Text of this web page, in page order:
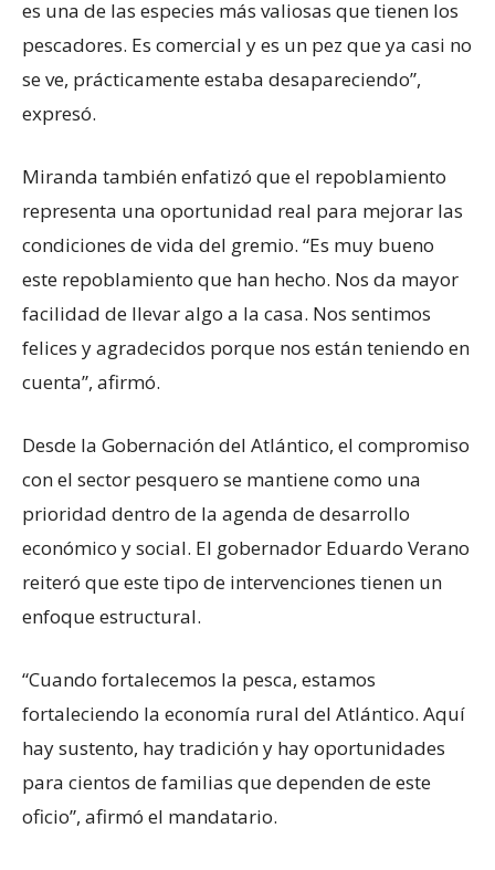
es una de las especies más valiosas que tienen los
pescadores. Es comercial y es un pez que ya casi no
se ve, prácticamente estaba desapareciendo”,
expresó.
Miranda también enfatizó que el repoblamiento
representa una oportunidad real para mejorar las
condiciones de vida del gremio. “Es muy bueno
este repoblamiento que han hecho. Nos da mayor
facilidad de llevar algo a la casa. Nos sentimos
felices y agradecidos porque nos están teniendo en
cuenta”, afirmó.
Desde la Gobernación del Atlántico, el compromiso
con el sector pesquero se mantiene como una
prioridad dentro de la agenda de desarrollo
económico y social. El gobernador Eduardo Verano
reiteró que este tipo de intervenciones tienen un
enfoque estructural.
“Cuando fortalecemos la pesca, estamos
fortaleciendo la economía rural del Atlántico. Aquí
hay sustento, hay tradición y hay oportunidades
para cientos de familias que dependen de este
oficio”, afirmó el mandatario.